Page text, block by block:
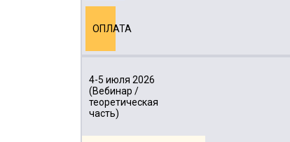
ОПЛАТА
4-5 июля 2026
(Вебинар /
теоретическая
часть)